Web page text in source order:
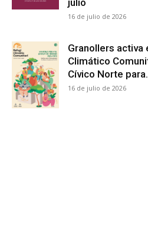
16 de julio de 2026
Granollers
Climático
Cívico Norte
16 de julio de 2026